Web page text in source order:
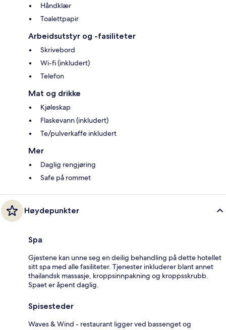
Håndklær
Toalettpapir
Arbeidsutstyr og -fasiliteter
Skrivebord
Wi-fi (inkludert)
Telefon
Mat og drikke
Kjøleskap
Flaskevann (inkludert)
Te/pulverkaffe inkludert
Mer
Daglig rengjøring
Safe på rommet
Høydepunkter
Spa
Gjestene kan unne seg en deilig behandling på dette hotellet
sitt spa med alle fasiliteter. Tjenester inkluderer blant annet
thailandsk massasje, kroppsinnpakning og kroppsskrubb.
Spaet er åpent daglig.
Spisesteder
Waves & Wind - restaurant ligger ved bassenget og